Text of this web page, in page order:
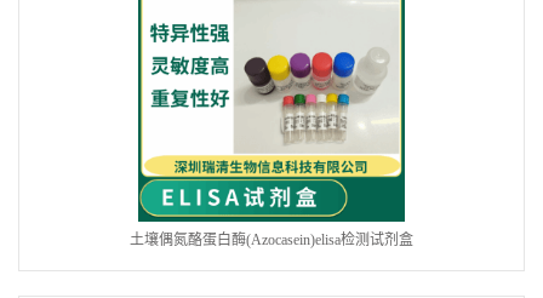
土壤偶氮酪蛋白酶(Azocasein)elisa检测试剂盒